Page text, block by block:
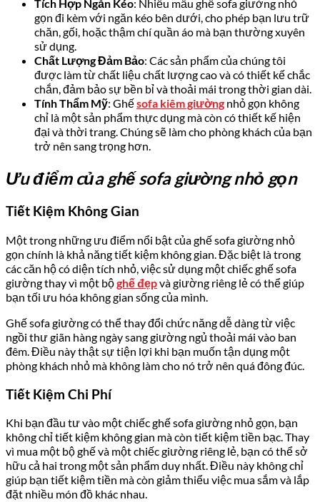
Tích Hợp Ngăn Kéo: Nhiều mẫu ghế sofa giường nhỏ
gọn đi kèm với ngăn kéo bên dưới, cho phép bạn lưu trữ
chăn, gối, hoặc thậm chí quần áo mà bạn thường xuyên
sử dụng.
Chất Lượng Đảm Bảo: Các sản phẩm của chúng tôi
được làm từ chất liệu chất lượng cao và có thiết kế chắc
chắn, đảm bảo sự bền bỉ và thoải mái trong thời gian dài.
Tính Thẩm Mỹ: Ghếsofa kiêm giường nhỏ gọn không
chỉ là một sản phẩm thực dụng mà còn có thiết kế hiện
đại và thời trang. Chúng sẽ làm cho phòng khách của bạn
trở nên sang trọng hơn.
Ưu điểm của ghế sofa giường nhỏ gọn
Tiết Kiệm Không Gian
Một trong những ưu điểm nổi bật của ghế sofa giường nhỏ
gọn chính là khả năng tiết kiệm không gian. Đặc biệt là trong
các căn hộ có diện tích nhỏ, việc sử dụng một chiếc ghế sofa
giường thay vì một bộghế đẹpvà giường riêng lẻ có thể giúp
bạn tối ưu hóa không gian sống của mình.
Ghế sofa giường có thể thay đổi chức năng dễ dàng từ việc
ngồi thư giãn hàng ngày sang giường ngủ thoải mái vào ban
đêm. Điều này thật sự tiện lợi khi bạn muốn tận dụng một
phòng khách nhỏ mà không làm cho nó trở nên quá đông đúc.
Tiết Kiệm Chi Phí
Khi bạn đầu tư vào một chiếc ghế sofa giường nhỏ gọn, bạn
không chỉ tiết kiệm không gian mà còn tiết kiệm tiền bạc. Thay
vì mua một bộ ghế và một chiếc giường riêng lẻ, bạn có thể sở
hữu cả hai trong một sản phẩm duy nhất. Điều này không chỉ
giúp bạn tiết kiệm tiền mà còn giảm thiểu việc mua sắm và lắp
đặt nhiều món đồ khác nhau.